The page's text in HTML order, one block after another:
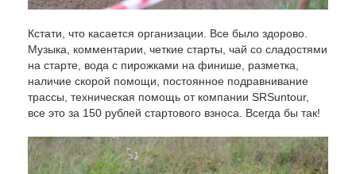
Кстати, что касается организации. Все было здорово.
Музыка, комментарии, четкие старты, чай со сладостями
на старте, вода с пирожками на финише, разметка,
наличие скорой помощи, постоянное подравнивание
трассы, техническая помощь от компании SRSuntour,
все это за 150 рублей стартового взноса. Всегда бы так!